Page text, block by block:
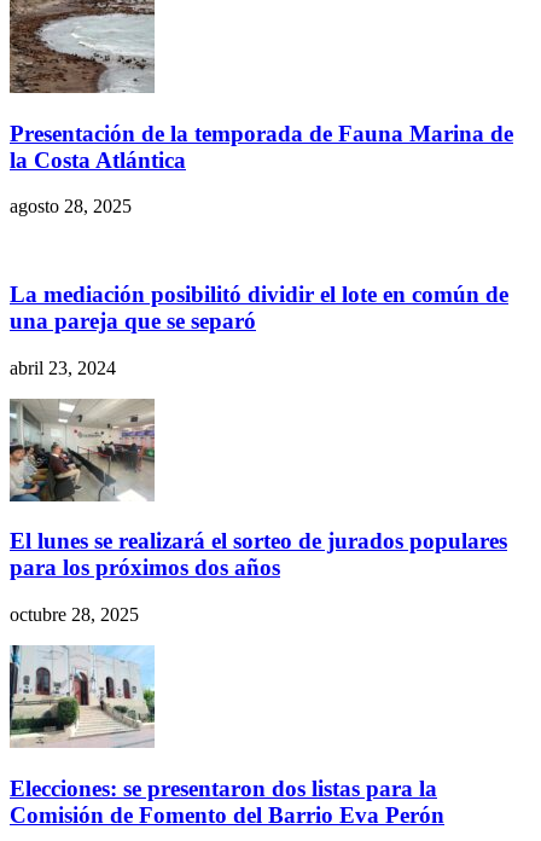
Presentación de la temporada de Fauna Marina de
la Costa Atlántica
agosto 28, 2025
La mediación posibilitó dividir el lote en común de
una pareja que se separó
abril 23, 2024
El lunes se realizará el sorteo de jurados populares
para los próximos dos años
octubre 28, 2025
Elecciones: se presentaron dos listas para la
Comisión de Fomento del Barrio Eva Perón